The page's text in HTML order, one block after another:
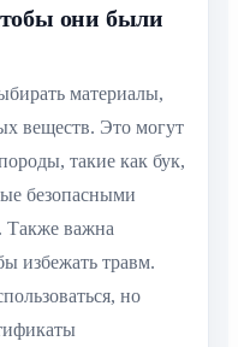
они были
материалы,
веществ. Это могут
такие как бук,
безопасными
Также важна
избежать травм.
но